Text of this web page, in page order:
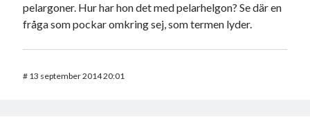
pelargoner. Hur har hon det med pelarhelgon? Se där en
fråga som pockar omkring sej, som termen lyder.
# 13 september 2014 20:01